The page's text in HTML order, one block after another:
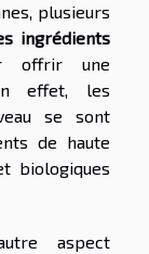
plusieurs
ingrédients
offrir une
effet, les
se sont
de haute
biologiques
aspect